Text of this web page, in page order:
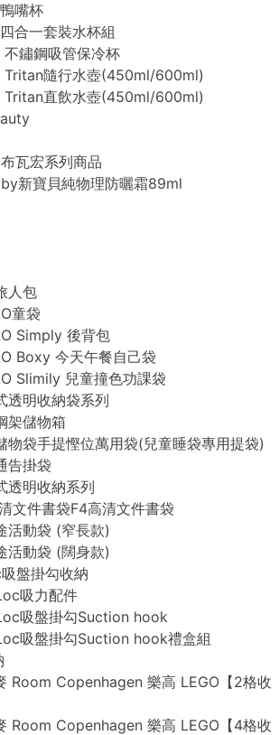
嘴杯
合一套裝水杯組
不鏽鋼吸管保冷杯
Tritan隨行水壺(450ml/600ml)
Tritan直飲水壺(450ml/600ml)
瓦宏系列商品
新寶貝純物理防曬霜89ml
人包
童袋
Simply 後背包
Boxy 今天午餐自己袋
Slimily 兒童撞色功課袋
透明收納袋系列
架儲物箱
物袋手提慳位萬用袋(兒童睡袋專用提袋)
告掛袋
透明收納系列
文件書袋F4高清文件書袋
活動袋 (窄長款)
活動袋 (闊身款)
盤掛勾收納
吸力配件
吸盤掛勾Suction hook
吸盤掛勾Suction hook禮盒組
Room Copenhagen 樂高 LEGO【2格收
Room Copenhagen 樂高 LEGO【4格收